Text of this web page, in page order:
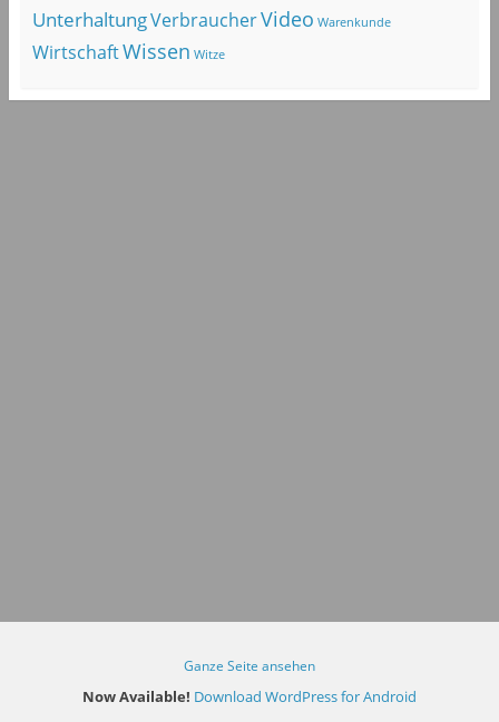
UnterhaltungVerbraucherVideo Warenkunde
WirtschaftWissen Witze
Ganze Seite ansehen
Now Available! Download WordPress for Android